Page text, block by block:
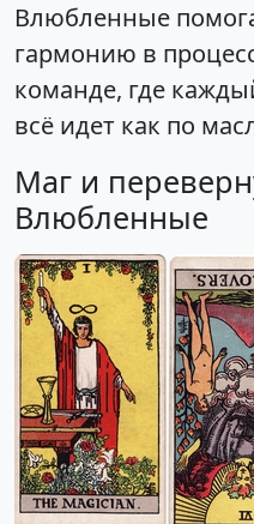
Влюбленные
гармонию в
команде, где
всё идет как по
Маг и
Влюбленные